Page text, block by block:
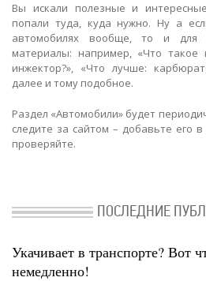
Вы искали полезные и
попали туда, куда нужно. Ну а
автомобилях вообще, то и для
материалы: например, «Что такое
инжектор?», «Что лучше:
далее и тому подобное.
Раздел «Автомобили» будет
следите за сайтом – добавьте его
проверяйте.
ПОСЛЕДНИЕ
Укачивает в транспорте? Вот
немедленно!